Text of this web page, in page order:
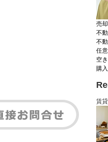
売
不
不
任
空
購
賃